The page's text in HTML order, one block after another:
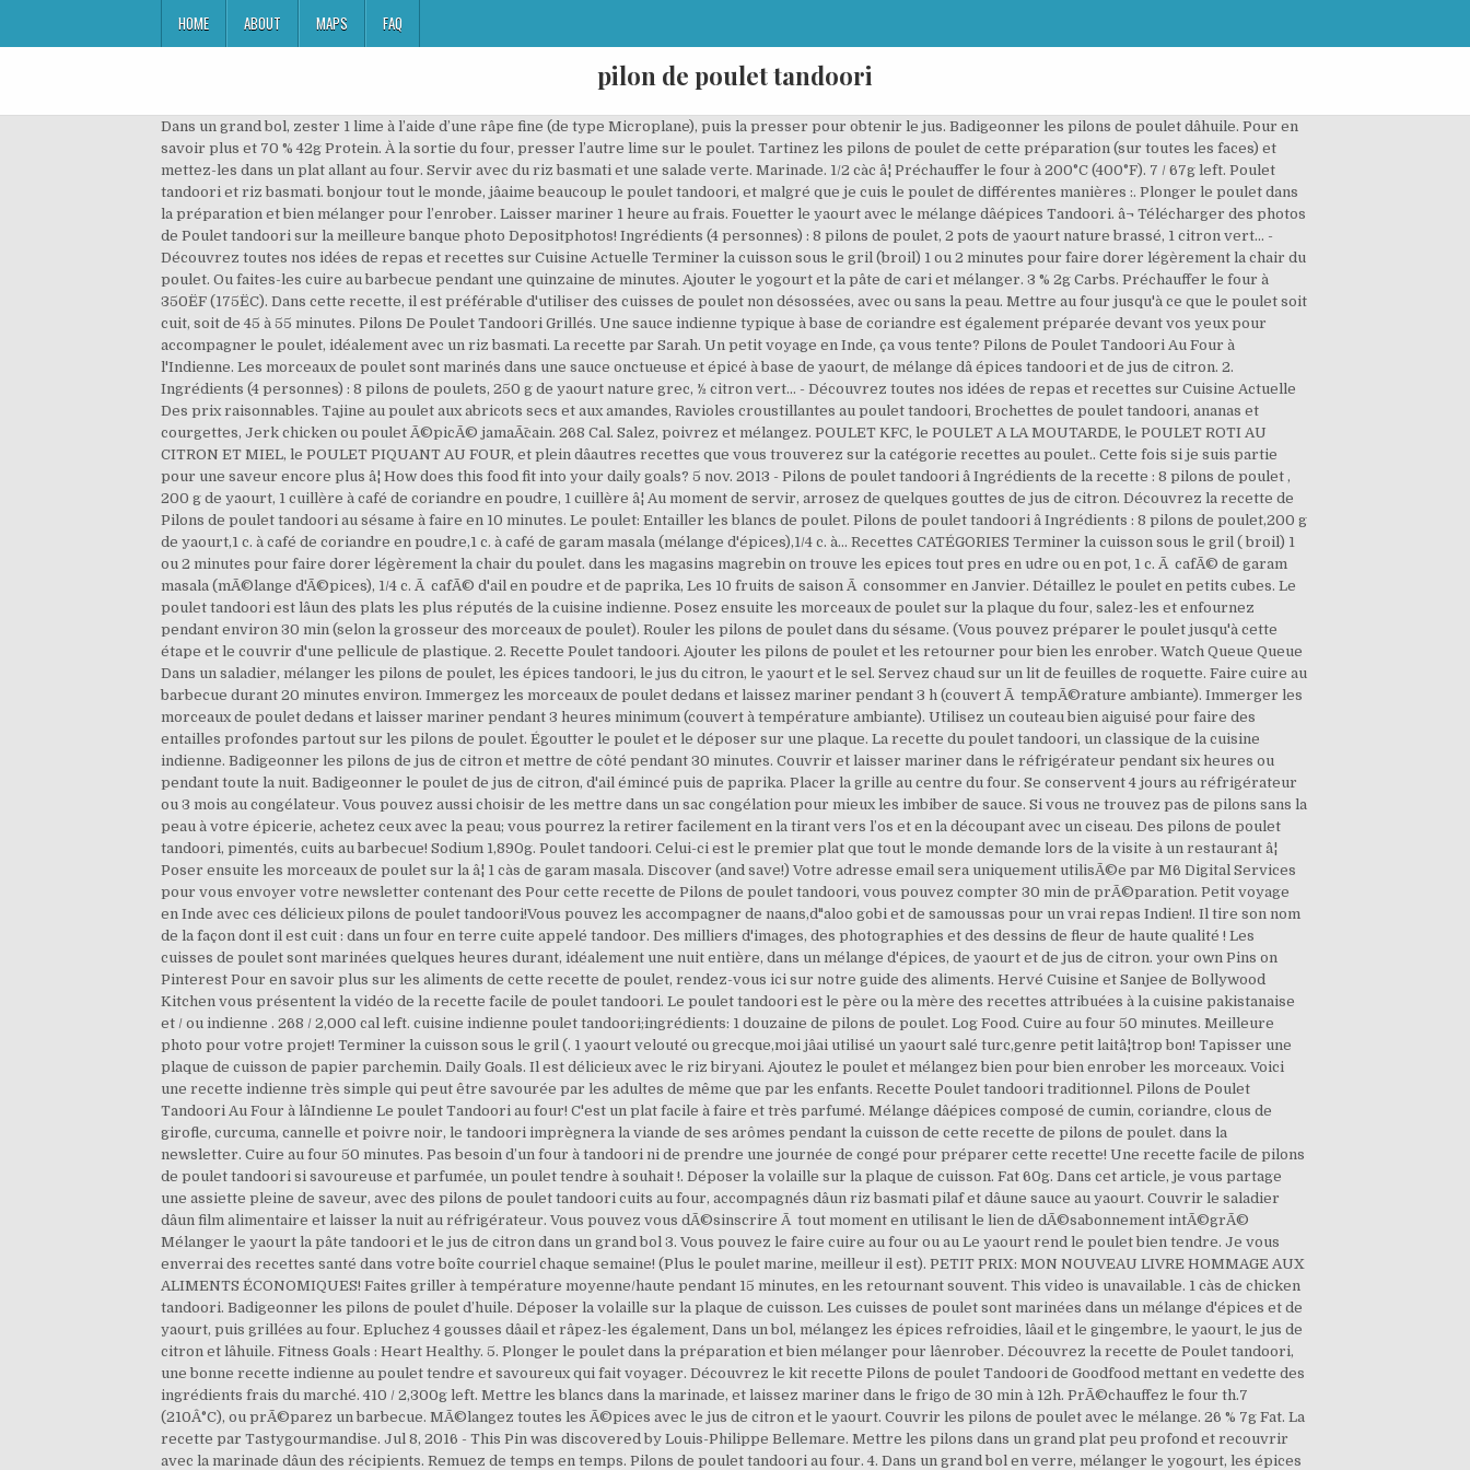
HOME ABOUT MAPS FAQ
pilon de poulet tandoori
Dans un grand bol, zester 1 lime à l’aide d’une râpe fine (de type Microplane), puis la presser pour obtenir le jus. Badigeonner les pilons de poulet dâhuile. Pour en savoir plus et 70 % 42g Protein. À la sortie du four, presser l’autre lime sur le poulet. Tartinez les pilons de poulet de cette préparation (sur toutes les faces) et mettez-les dans un plat allant au four. Servir avec du riz basmati et une salade verte. Marinade. 1/2 càc â¦ Préchauffer le four à 200°C (400°F). 7 / 67g left. Poulet tandoori et riz basmati. bonjour tout le monde, jâaime beaucoup le poulet tandoori, et malgré que je cuis le poulet de différentes manières :. Plonger le poulet dans la préparation et bien mélanger pour l’enrober. Laisser mariner 1 heure au frais. Fouetter le yaourt avec le mélange dâépices Tandoori. â¬ Télécharger des photos de Poulet tandoori sur la meilleure banque photo Depositphotos! Ingrédients (4 personnes) : 8 pilons de poulet, 2 pots de yaourt nature brassé, 1 citron vert... - Découvrez toutes nos idées de repas et recettes sur Cuisine Actuelle Terminer la cuisson sous le gril (broil) 1 ou 2 minutes pour faire dorer légèrement la chair du poulet. Ou faites-les cuire au barbecue pendant une quinzaine de minutes. Ajouter le yogourt et la pâte de cari et mélanger. 3 % 2g Carbs. Préchauffer le four à 350ËF (175ËC). Dans cette recette, il est préférable d'utiliser des cuisses de poulet non désossées, avec ou sans la peau. Mettre au four jusqu'à ce que le poulet soit cuit, soit de 45 à 55 minutes. Pilons De Poulet Tandoori Grillés. Une sauce indienne typique à base de coriandre est également préparée devant vos yeux pour accompagner le poulet, idéalement avec un riz basmati. La recette par Sarah. Un petit voyage en Inde, ça vous tente? Pilons de Poulet Tandoori Au Four à l'Indienne. Les morceaux de poulet sont marinés dans une sauce onctueuse et épicé à base de yaourt, de mélange dâ épices tandoori et de jus de citron. 2. Ingrédients (4 personnes) : 8 pilons de poulets, 250 g de yaourt nature grec, ½ citron vert... - Découvrez toutes nos idées de repas et recettes sur Cuisine Actuelle Des prix raisonnables. Tajine au poulet aux abricots secs et aux amandes, Ravioles croustillantes au poulet tandoori, Brochettes de poulet tandoori, ananas et courgettes, Jerk chicken ou poulet Ã©picÃ© jamaÃ¯cain. 268 Cal. Salez, poivrez et mélangez. POULET KFC, le POULET A LA MOUTARDE, le POULET ROTI AU CITRON ET MIEL, le POULET PIQUANT AU FOUR, et plein dâautres recettes que vous trouverez sur la catégorie recettes au poulet.. Cette fois si je suis partie pour une saveur encore plus â¦ How does this food fit into your daily goals? 5 nov. 2013 - Pilons de poulet tandoori â Ingrédients de la recette : 8 pilons de poulet , 200 g de yaourt, 1 cuillère à café de coriandre en poudre, 1 cuillère â¦ Au moment de servir, arrosez de quelques gouttes de jus de citron. Découvrez la recette de Pilons de poulet tandoori au sésame à faire en 10 minutes. Le poulet: Entailler les blancs de poulet. Pilons de poulet tandoori â Ingrédients : 8 pilons de poulet,200 g de yaourt,1 c. à café de coriandre en poudre,1 c. à café de garam masala (mélange d'épices),1/4 c. à... Recettes CATÉGORIES Terminer la cuisson sous le gril ( broil) 1 ou 2 minutes pour faire dorer légèrement la chair du poulet. dans les magasins magrebin on trouve les epices tout pres en udre ou en pot, 1 c. Ã cafÃ© de garam masala (mÃ©lange d'Ã©pices), 1/4 c. Ã cafÃ© d'ail en poudre et de paprika, Les 10 fruits de saison Ã consommer en Janvier. Détaillez le poulet en petits cubes. Le poulet tandoori est lâun des plats les plus réputés de la cuisine indienne. Posez ensuite les morceaux de poulet sur la plaque du four, salez-les et enfournez pendant environ 30 min (selon la grosseur des morceaux de poulet). Rouler les pilons de poulet dans du sésame. (Vous pouvez préparer le poulet jusqu'à cette étape et le couvrir d'une pellicule de plastique. 2. Recette Poulet tandoori. Ajouter les pilons de poulet et les retourner pour bien les enrober. Watch Queue Queue Dans un saladier, mélanger les pilons de poulet, les épices tandoori, le jus du citron, le yaourt et le sel. Servez chaud sur un lit de feuilles de roquette. Faire cuire au barbecue durant 20 minutes environ. Immergez les morceaux de poulet dedans et laissez mariner pendant 3 h (couvert Ã tempÃ©rature ambiante). Immerger les morceaux de poulet dedans et laisser mariner pendant 3 heures minimum (couvert à température ambiante). Utilisez un couteau bien aiguisé pour faire des entailles profondes partout sur les pilons de poulet. Égoutter le poulet et le déposer sur une plaque. La recette du poulet tandoori, un classique de la cuisine indienne. Badigeonner les pilons de jus de citron et mettre de côté pendant 30 minutes. Couvrir et laisser mariner dans le réfrigérateur pendant six heures ou pendant toute la nuit. Badigeonner le poulet de jus de citron, d'ail émincé puis de paprika. Placer la grille au centre du four. Se conservent 4 jours au réfrigérateur ou 3 mois au congélateur. Vous pouvez aussi choisir de les mettre dans un sac congélation pour mieux les imbiber de sauce. Si vous ne trouvez pas de pilons sans la peau à votre épicerie, achetez ceux avec la peau; vous pourrez la retirer facilement en la tirant vers l’os et en la découpant avec un ciseau. Des pilons de poulet tandoori, pimentés, cuits au barbecue! Sodium 1,890g. Poulet tandoori. Celui-ci est le premier plat que tout le monde demande lors de la visite à un restaurant â¦ Poser ensuite les morceaux de poulet sur la â¦ 1 càs de garam masala. Discover (and save!) Votre adresse email sera uniquement utilisÃ©e par M6 Digital Services pour vous envoyer votre newsletter contenant des Pour cette recette de Pilons de poulet tandoori, vous pouvez compter 30 min de prÃ©paration. Petit voyage en Inde avec ces délicieux pilons de poulet tandoori!Vous pouvez les accompagner de naans,d"aloo gobi et de samoussas pour un vrai repas Indien!. Il tire son nom de la façon dont il est cuit : dans un four en terre cuite appelé tandoor. Des milliers d'images, des photographies et des dessins de fleur de haute qualité ! Les cuisses de poulet sont marinées quelques heures durant, idéalement une nuit entière, dans un mélange d'épices, de yaourt et de jus de citron. your own Pins on Pinterest Pour en savoir plus sur les aliments de cette recette de poulet, rendez-vous ici sur notre guide des aliments. Hervé Cuisine et Sanjee de Bollywood Kitchen vous présentent la vidéo de la recette facile de poulet tandoori. Le poulet tandoori est le père ou la mère des recettes attribuées à la cuisine pakistanaise et / ou indienne . 268 / 2,000 cal left. cuisine indienne poulet tandoori;ingrédients: 1 douzaine de pilons de poulet. Log Food. Cuire au four 50 minutes. Meilleure photo pour votre projet! Terminer la cuisson sous le gril (. 1 yaourt velouté ou grecque,moi jâai utilisé un yaourt salé turc,genre petit laitâ¦trop bon! Tapisser une plaque de cuisson de papier parchemin. Daily Goals. Il est délicieux avec le riz biryani. Ajoutez le poulet et mélangez bien pour bien enrober les morceaux. Voici une recette indienne très simple qui peut être savourée par les adultes de même que par les enfants. Recette Poulet tandoori traditionnel. Pilons de Poulet Tandoori Au Four à lâIndienne Le poulet Tandoori au four! C'est un plat facile à faire et très parfumé. Mélange dâépices composé de cumin, coriandre, clous de girofle, curcuma, cannelle et poivre noir, le tandoori imprègnera la viande de ses arômes pendant la cuisson de cette recette de pilons de poulet. dans la newsletter. Cuire au four 50 minutes. Pas besoin d’un four à tandoori ni de prendre une journée de congé pour préparer cette recette! Une recette facile de pilons de poulet tandoori si savoureuse et parfumée, un poulet tendre à souhait !. Déposer la volaille sur la plaque de cuisson. Fat 60g. Dans cet article, je vous partage une assiette pleine de saveur, avec des pilons de poulet tandoori cuits au four, accompagnés dâun riz basmati pilaf et dâune sauce au yaourt. Couvrir le saladier dâun film alimentaire et laisser la nuit au réfrigérateur. Vous pouvez vous dÃ©sinscrire Ã tout moment en utilisant le lien de dÃ©sabonnement intÃ©grÃ© Mélanger le yaourt la pâte tandoori et le jus de citron dans un grand bol 3. Vous pouvez le faire cuire au four ou au Le yaourt rend le poulet bien tendre. Je vous enverrai des recettes santé dans votre boîte courriel chaque semaine! (Plus le poulet marine, meilleur il est). PETIT PRIX: MON NOUVEAU LIVRE HOMMAGE AUX ALIMENTS ÉCONOMIQUES! Faites griller à température moyenne/haute pendant 15 minutes, en les retournant souvent. This video is unavailable. 1 càs de chicken tandoori. Badigeonner les pilons de poulet d’huile. Déposer la volaille sur la plaque de cuisson. Les cuisses de poulet sont marinées dans un mélange d'épices et de yaourt, puis grillées au four. Epluchez 4 gousses dâail et râpez-les également, Dans un bol, mélangez les épices refroidies, lâail et le gingembre, le yaourt, le jus de citron et lâhuile. Fitness Goals : Heart Healthy. 5. Plonger le poulet dans la préparation et bien mélanger pour lâenrober. Découvrez la recette de Poulet tandoori, une bonne recette indienne au poulet tendre et savoureux qui fait voyager. Découvrez le kit recette Pilons de poulet Tandoori de Goodfood mettant en vedette des ingrédients frais du marché. 410 / 2,300g left. Mettre les blancs dans la marinade, et laissez mariner dans le frigo de 30 min à 12h. PrÃ©chauffez le four th.7 (210Â°C), ou prÃ©parez un barbecue. MÃ©langez toutes les Ã©pices avec le jus de citron et le yaourt. Couvrir les pilons de poulet avec le mélange. 26 % 7g Fat. La recette par Tastygourmandise. Jul 8, 2016 - This Pin was discovered by Louis-Philippe Bellemare. Mettre les pilons dans un grand plat peu profond et recouvrir avec la marinade dâun des récipients. Remuez de temps en temps. Pilons de poulet